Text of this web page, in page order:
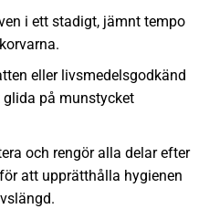
i ett stadigt, jämnt tempo
eller livsmedelsgodkänd
på munstycket
och rengör alla delar efter
att upprätthålla hygienen